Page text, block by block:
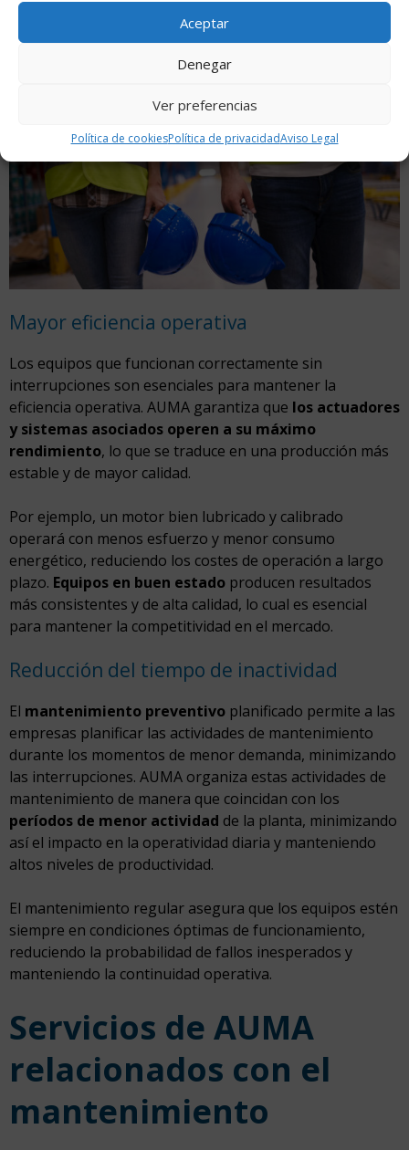
Aceptar
Denegar
Ver preferencias
Política de cookiesPolítica de privacidadAviso Legal
las probabilidades de accidentes relacionados con el mal
funcionamiento de las máquinas, protegiendo así tanto a
los trabajadores como a la empresa de posibles
Mayor eficiencia operativa
Los equipos que funcionan correctamente sin
interrupciones son esenciales para mantener la
eficiencia operativa. AUMA garantiza que los actuadores
y sistemas asociados operen a su máximo
rendimiento, lo que se traduce en una producción más
estable y de mayor calidad.
Por ejemplo, un motor bien lubricado y calibrado
operará con menos esfuerzo y menor consumo
energético, reduciendo los costes de operación a largo
plazo. Equipos en buen estado producen resultados
más consistentes y de alta calidad, lo cual es esencial
para mantener la competitividad en el mercado.
Reducción del tiempo de inactividad
El mantenimiento preventivo planificado permite a las
empresas planificar las actividades de mantenimiento
durante los momentos de menor demanda, minimizando
las interrupciones. AUMA organiza estas actividades de
mantenimiento de manera que coincidan con los
períodos de menor actividad de la planta, minimizando
así el impacto en la operatividad diaria y manteniendo
altos niveles de productividad.
El mantenimiento regular asegura que los equipos estén
siempre en condiciones óptimas de funcionamiento,
reduciendo la probabilidad de fallos inesperados y
manteniendo la continuidad operativa.
Servicios de AUMA
relacionados con el
mantenimiento